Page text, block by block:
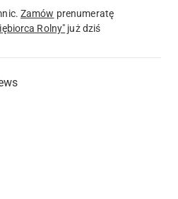
Zamów prenumeratę
Rolny" już dziś